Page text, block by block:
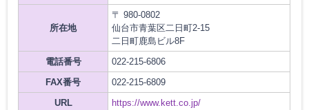
所在地
〒 980-0802
仙台市青葉区二日町2-15
二日町鹿島ビル8F
電話番号
022-215-6806
FAX番号
022-215-6809
URL
https://www.kett.co.jp/